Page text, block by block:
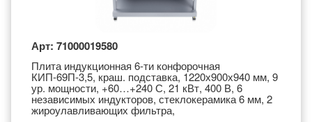
Арт: 71000019580
Плита индукционная 6-ти конфорочная
КИП-69П-3,5, краш. подставка, 1220х900х940 мм, 9
ур. мощности, +60…+240 С, 21 кВт, 400 В, 6
независимых индукторов, стеклокерамика 6 мм, 2
жироулавливающих фильтра,